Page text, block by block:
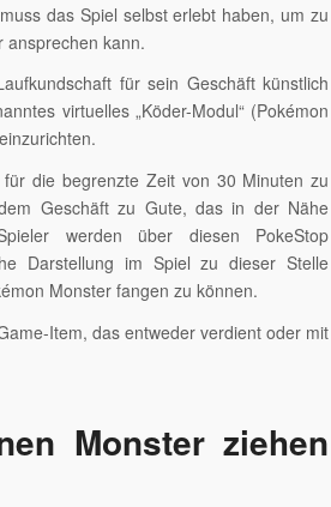
das Spiel selbst erlebt haben, um zu
ansprechen kann.
für sein Geschäft künstlich
virtuelles „Köder-Modul“ (Pokémon
die begrenzte Zeit von 30 Minuten zu
Geschäft zu Gute, das in der Nähe
werden über diesen PokeStop
Darstellung im Spiel zu dieser Stelle
Monster fangen zu können.
Item, das entweder verdient oder mit
Monster ziehen